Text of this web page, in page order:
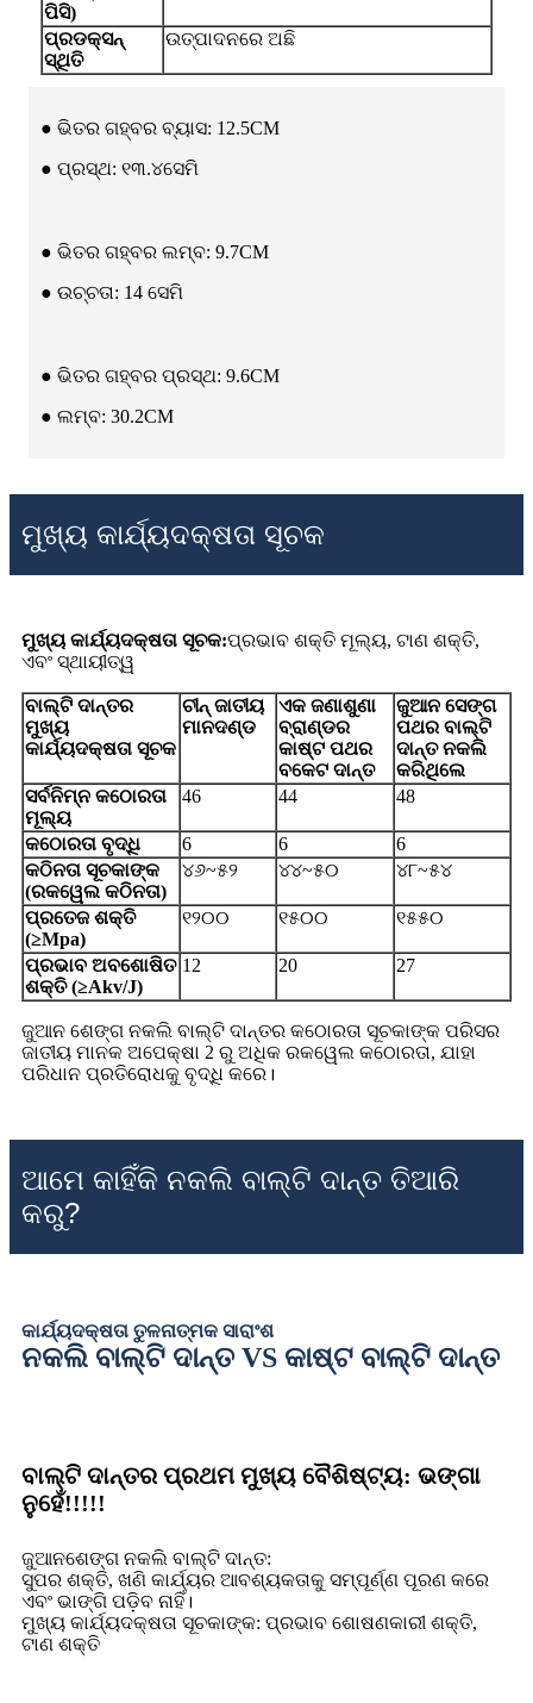
ପିସି)
ପ୍ରଡକ୍ସନ୍
ସ୍ଥିତି
ଉତ୍ପାଦନରେ ଅଛି
● ଭିତର ଗହ୍ବର ବ୍ୟାସ: 12.5CM
● ପ୍ରସ୍ଥ: ୧୩.୪ସେମି
● ଭିତର ଗହ୍ବର ଲମ୍ବ: 9.7CM
● ଉଚ୍ଚତା: 14 ସେମି
● ଭିତର ଗହ୍ବର ପ୍ରସ୍ଥ: 9.6CM
● ଲମ୍ବ: 30.2CM
ମୁଖ୍ୟ କାର୍ଯ୍ୟଦକ୍ଷତା ସୂଚକ
ମୁଖ୍ୟ କାର୍ଯ୍ୟଦକ୍ଷତା ସୂଚକ:ପ୍ରଭାବ ଶକ୍ତି ମୂଲ୍ୟ, ଟାଣ ଶକ୍ତି,
ଏବଂ ସ୍ଥାୟୀତ୍ୱ
ବାଲ୍ଟି ଦାନ୍ତର
ମୁଖ୍ୟ
କାର୍ଯ୍ୟଦକ୍ଷତା ସୂଚକ
ଚୀନ୍ ଜାତୀୟ
ମାନଦଣ୍ଡ
ଏକ ଜଣାଶୁଣା
ବ୍ରାଣ୍ଡର
କାଷ୍ଟ ପଥର
ବକେଟ ଦାନ୍ତ
ଜୁଆନ ସେଙ୍ଗ
ପଥର ବାଲ୍ଟି
ଦାନ୍ତ ନକଲି
କରିଥିଲେ
ସର୍ବନିମ୍ନ କଠୋରତା
ମୂଲ୍ୟ
46 44 48
କଠୋରତା ବୃଦ୍ଧି 6 6
6
କଠିନତା ସୂଚକାଙ୍କ
(ରକୱେଲ କଠିନତା)
୪୬~୫୨ ୪୪~୫୦ ୪୮~୫୪
ପ୍ରତେଜ ଶକ୍ତି
(≥Mpa)
୧୨୦୦ ୧୫୦୦ ୧୫୫୦
ପ୍ରଭାବ ଅବଶୋଷିତ
ଶକ୍ତି (≥Akv/J)
12 20 27
ଜୁଆନ ଶେଙ୍ଗ ନକଲି ବାଲ୍ଟି ଦାନ୍ତର କଠୋରତା ସୂଚକାଙ୍କ ପରିସର
ଜାତୀୟ ମାନକ ଅପେକ୍ଷା 2 ରୁ ଅଧିକ ରକୱେଲ କଠୋରତା, ଯାହା
ପରିଧାନ ପ୍ରତିରୋଧକୁ ବୃଦ୍ଧି କରେ।
ଆମେ କାହିଁକି ନକଲି ବାଲ୍ଟି ଦାନ୍ତ ତିଆରି
କରୁ?
କାର୍ଯ୍ୟଦକ୍ଷତା ତୁଳନାତ୍ମକ ସାରାଂଶ
ନକଲି ବାଲ୍ଟି ଦାନ୍ତ VS କାଷ୍ଟ ବାଲ୍ଟି ଦାନ୍ତ
ବାଲ୍ଟି ଦାନ୍ତର ପ୍ରଥମ ମୁଖ୍ୟ ବୈଶିଷ୍ଟ୍ୟ: ଭଙ୍ଗା
ନୁହେଁ!!!!!
ଜୁଆନଶେଙ୍ଗ ନକଲି ବାଲ୍ଟି ଦାନ୍ତ:
ସୁପର ଶକ୍ତି, ଖଣି କାର୍ଯ୍ୟର ଆବଶ୍ୟକତାକୁ ସମ୍ପୂର୍ଣ୍ଣ ପୂରଣ କରେ
ଏବଂ ଭାଙ୍ଗି ପଡ଼ିବ ନାହିଁ।
ମୁଖ୍ୟ କାର୍ଯ୍ୟଦକ୍ଷତା ସୂଚକାଙ୍କ: ପ୍ରଭାବ ଶୋଷଣକାରୀ ଶକ୍ତି,
ଟାଣ ଶକ୍ତି